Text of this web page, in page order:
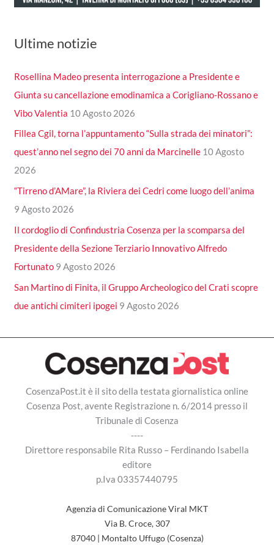
Ultime notizie
Rosellina Madeo presenta interrogazione a Presidente e
Giunta su cancellazione emodinamica a Corigliano-Rossano e
Vibo Valentia 10 Agosto 2026
Fillea Cgil, torna l’appuntamento “Sulla strada dei minatori”:
quest’anno nel segno dei 70 anni da Marcinelle 10 Agosto
2026
“Tirreno d’AMare”, la Riviera dei Cedri come luogo dell’anima
9 Agosto 2026
Il cordoglio di Confindustria Cosenza per la scomparsa del
Presidente della Sezione Terziario Innovativo Alfredo
Fortunato 9 Agosto 2026
San Martino di Finita, il Gruppo Archeologico del Crati scopre
due antichi cimiteri ipogei 9 Agosto 2026
CosenzaPost.it è il sito della testata giornalistica online
Cosenza Post, avente Registrazione n. 6/2014 presso il
Tribunale di Cosenza
----
Direttore responsabile Rita Russo – Ferdinando Isabella
editore
p.Iva 03357440795
Agenzia di Comunicazione Viral MKT
Via B. Croce, 307
87040 | Montalto Uffugo (Cosenza)